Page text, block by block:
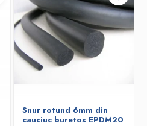
Snur rotund 6mm din
cauciuc buretos EPDM20